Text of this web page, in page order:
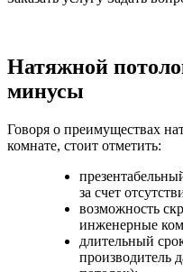
Натяжной
минусы
Говоря о преимуществах
комнате, стоит отметить:
за счет
возможность
инженерные
длительный
производитель